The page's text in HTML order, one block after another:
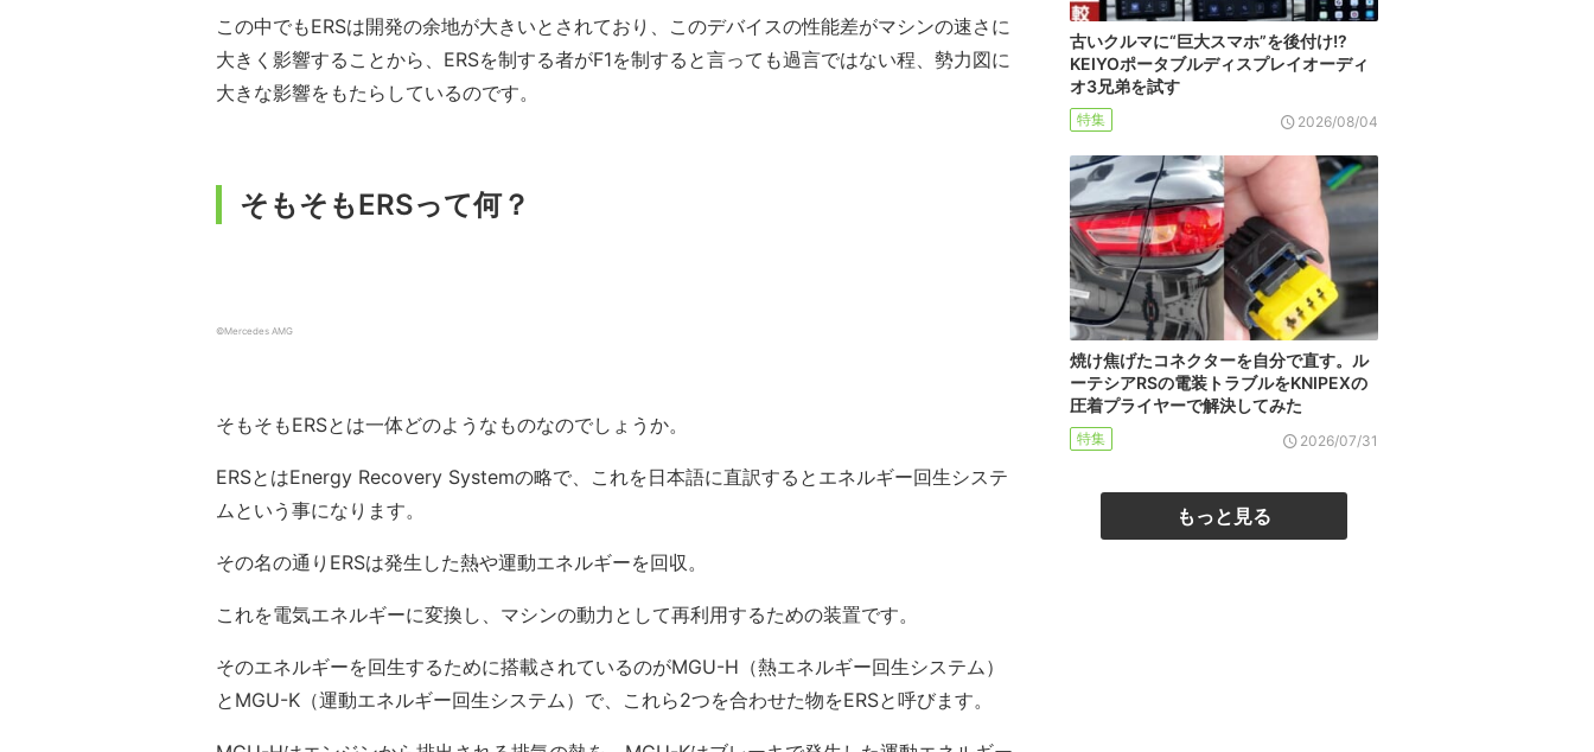
この中でもERSは開発の余地が大きいとされており、このデバイスの性能差がマシンの速さに
大きく影響することから、ERSを制する者がF1を制すると言っても過言ではない程、勢力図に
大きな影響をもたらしているのです。
そもそもERSって何？
©︎Mercedes AMG
そもそもERSとは一体どのようなものなのでしょうか。
ERSとはEnergy Recovery Systemの略で、これを日本語に直訳するとエネルギー回生システ
ムという事になります。
その名の通りERSは発生した熱や運動エネルギーを回収。
これを電気エネルギーに変換し、マシンの動力として再利用するための装置です。
そのエネルギーを回生するために搭載されているのがMGU-H（熱エネルギー回生システム）
とMGU-K（運動エネルギー回生システム）で、これら2つを合わせた物をERSと呼びます。
古いクルマに“巨大スマホ”を後付け!?
KEIYOポータブルディスプレイオーディ
オ3兄弟を試す
特集 2026/08/04
焼け焦げたコネクターを自分で直す。ル
ーテシアRSの電装トラブルをKNIPEXの
圧着プライヤーで解決してみた
特集 2026/07/31
もっと見る